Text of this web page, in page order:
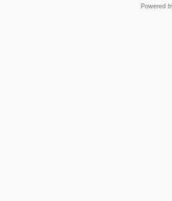
Powered